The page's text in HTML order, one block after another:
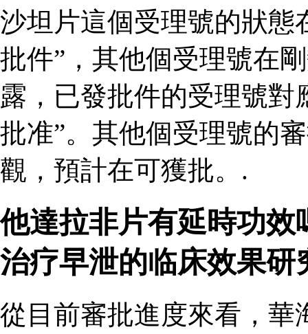
沙坦片這個受理號的狀態
批件”，其他個受理號在
露，已發批件的受理號對
批准”。其他個受理號的
觀，預計在可獲批。.
他達拉非片有延時功
治疗早泄的临床效果研
從目前審批進度來看，華